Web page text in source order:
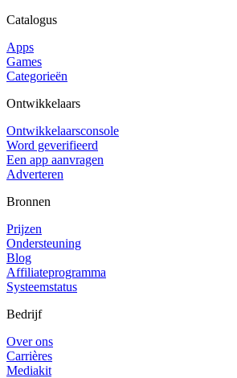
Catalogus
Apps
Games
Categorieën
Ontwikkelaars
Ontwikkelaarsconsole
Word geverifieerd
Een app aanvragen
Adverteren
Bronnen
Prijzen
Ondersteuning
Blog
Affiliateprogramma
Systeemstatus
Bedrijf
Over ons
Carrières
Mediakit